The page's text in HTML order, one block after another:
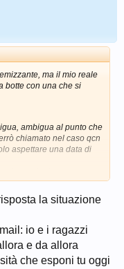
ma il mio reale
botte con una che si
ambigua al punto che
chiamato nel caso qcn
aspettare una data di
che la sua
le spedirò il mio
un altro tipo di mail mail
la WL, la possibilità di
per una data o
colloqui, la possibilità di
e nel caso di poter
la situazione
io e i ragazzi
e da allora
che esponi tu oggi